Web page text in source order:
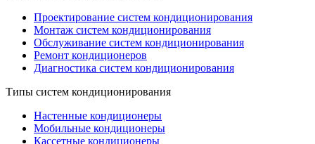
Проектирование систем кондиционирования
Монтаж систем кондиционирования
Обслуживание систем кондиционирования
Ремонт кондиционеров
Диагностика систем кондиционирования
Типы систем кондиционирования
Настенные кондиционеры
Мобильные кондиционеры
Кассетные кондиционеры